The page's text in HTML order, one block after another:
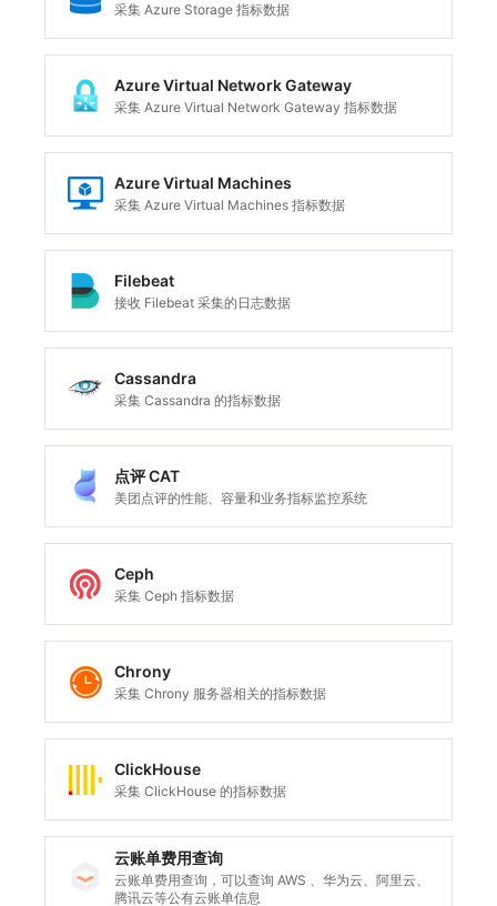
采集 Azure Storage 指标数据
Azure Virtual Network Gateway
采集 Azure Virtual Network Gateway 指标数据
Azure Virtual Machines
采集 Azure Virtual Machines 指标数据
Filebeat
接收 Filebeat 采集的日志数据
Cassandra
采集 Cassandra 的指标数据
点评 CAT
美团点评的性能、容量和业务指标监控系统
Ceph
采集 Ceph 指标数据
Chrony
采集 Chrony 服务器相关的指标数据
ClickHouse
采集 ClickHouse 的指标数据
云账单费用查询
云账单费用查询，可以查询 AWS 、华为云、阿里云、
腾讯云等公有云账单信息